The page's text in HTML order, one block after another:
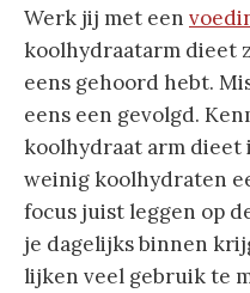
Werk jij met een
koolhydraatarm dieet
eens gehoord hebt.
eens een gevolgd.
koolhydraat arm dieet
weinig koolhydraten
focus juist leggen op
je dagelijks binnen
lijken veel gebruik te